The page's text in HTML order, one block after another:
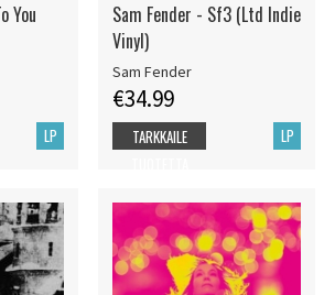
You
LP
Sam Fender - Sf3 (Ltd Indie
Vinyl)
Sam Fender
€34.99
LP
TARKKAILE